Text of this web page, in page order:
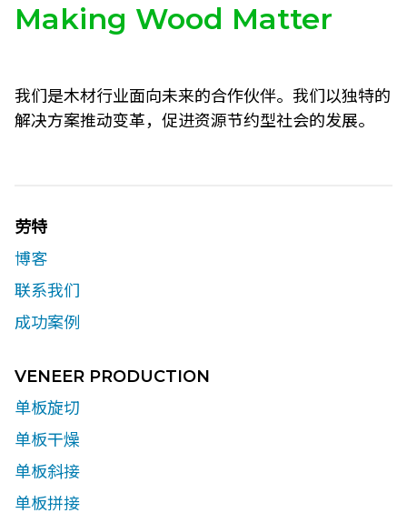
Making Wood Matter
我们是木材行业面向未来的合作伙伴。我们以独特的
解决方案推动变革，促进资源节约型社会的发展。
劳特
博客
联系我们​
成功案例
VENEER PRODUCTION
单板旋切
单板干燥
单板斜接
单板拼接